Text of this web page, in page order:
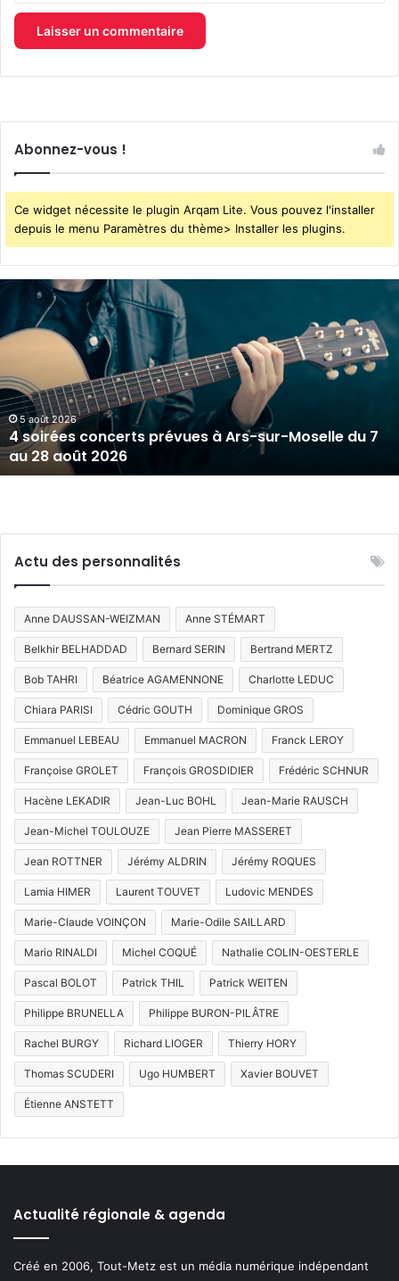
Abonnez-vous !
Ce widget nécessite le plugin Arqam Lite. Vous pouvez l'installer
depuis le menu Paramètres du thème> Installer les plugins.
soirées
concerts
prévues
Ars-
sur-
Moselle
du
7
au
2026
5 août 2026
4 soirées concerts prévues à Ars-sur-Moselle du 7
au 28 août 2026
Actu des personnalités
Anne DAUSSAN-WEIZMAN Anne STÉMART
Belkhir BELHADDAD Bernard SERIN Bertrand MERTZ
Bob TAHRI Béatrice AGAMENNONE Charlotte LEDUC
Chiara PARISI Cédric GOUTH Dominique GROS
Emmanuel LEBEAU Emmanuel MACRON Franck LEROY
Françoise GROLET François GROSDIDIER Frédéric SCHNUR
Hacène LEKADIR Jean-Luc BOHL Jean-Marie RAUSCH
Jean-Michel TOULOUZE Jean Pierre MASSERET
Jean ROTTNER Jérémy ALDRIN Jérémy ROQUES
Lamia HIMER Laurent TOUVET Ludovic MENDES
Marie-Claude VOINÇON Marie-Odile SAILLARD
Mario RINALDI Michel COQUÉ Nathalie COLIN-OESTERLE
Pascal BOLOT Patrick THIL Patrick WEITEN
Philippe BRUNELLA Philippe BURON-PILÂTRE
Rachel BURGY Richard LIOGER Thierry HORY
Thomas SCUDERI Ugo HUMBERT Xavier BOUVET
Étienne ANSTETT
Actualité régionale & agenda
Créé en 2006, Tout-Metz est un média numérique indépendant